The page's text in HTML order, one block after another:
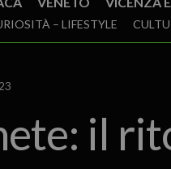
– LIFESTYLE
il